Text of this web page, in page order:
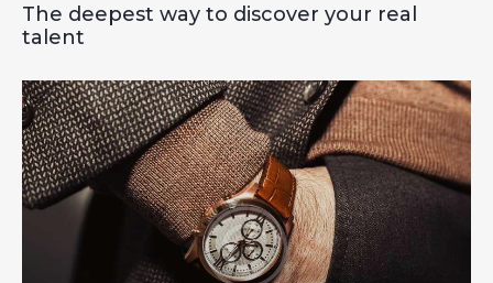
The deepest way to discover your real
talent